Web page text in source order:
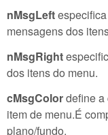
nMsgLeft
mensagens dos
nMsgRight
dos itens do menu.
cMsgColordefine a
item de menu.É
plano/fundo.